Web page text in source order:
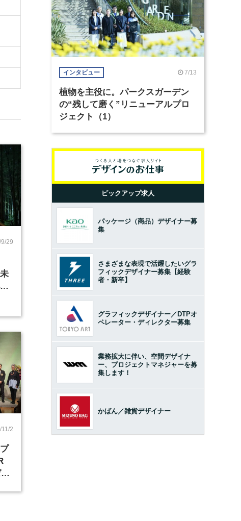
9/29
11/2
インタビュー 7/13
植物を主役に。パークスガーデン
の“残して磨く”リニューアルプロ
ジェクト（1）
ピックアップ求人
パッケージ（商品）デザイナー募
集
さまざまな表現で活躍したいグラ
フィックデザイナー募集【経験
者・新卒】
グラフィックデザイナー／DTPオ
ペレーター・ディレクター募集
業務拡大に伴い、空間デザイナ
ー、プロジェクトマネジャーを募
集します！
かばん／雑貨デザイナー